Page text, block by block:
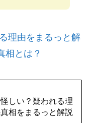
理由をまるっと解
相とは？
しい？疑われる理
相をまるっと解説